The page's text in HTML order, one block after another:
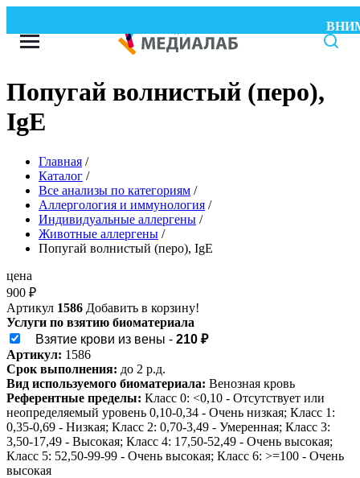
Попугай волнистый (перо),
IgE
Главная /
Каталог /
Все анализы по категориям /
Аллергология и иммунология /
Индивидуальные аллергены /
Животные аллергены /
Попугай волнистый (перо), IgE
цена
900 ₽
Артикул 1586 Добавить в корзину!
Услуги по взятию биоматериала
Взятие крови из вены - 210 ₽
Артикул: 1586
Срок выполнения: до 2 р.д.
Вид используемого биоматериала: Венозная кровь
Референтные пределы: Класс 0: <0,10 - Отсутствует или
неопределяемый уровень 0,10-0,34 - Очень низкая; Класс 1:
0,35-0,69 - Низкая; Класс 2: 0,70-3,49 - Умеренная; Класс 3:
3,50-17,49 - Высокая; Класс 4: 17,50-52,49 - Очень высокая;
Класс 5: 52,50-99-99 - Очень высокая; Класс 6: >=100 - Очень
высокая